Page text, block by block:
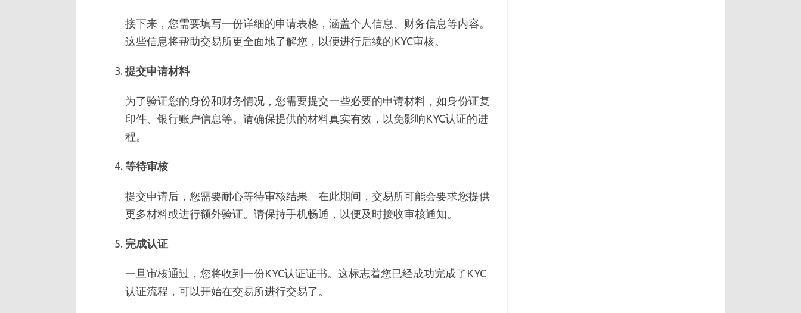
接下来，您需要填写一份详细的申请表格，涵盖个人信息、财务信息等内容。
这些信息将帮助交易所更全面地了解您，以便进行后续的KYC审核。
提交申请材料
为了验证您的身份和财务情况，您需要提交一些必要的申请材料，如身份证复
印件、银行账户信息等。请确保提供的材料真实有效，以免影响KYC认证的进
程。
等待审核
提交申请后，您需要耐心等待审核结果。在此期间，交易所可能会要求您提供
更多材料或进行额外验证。请保持手机畅通，以便及时接收审核通知。
完成认证
一旦审核通过，您将收到一份KYC认证证书。这标志着您已经成功完成了KYC
认证流程，可以开始在交易所进行交易了。